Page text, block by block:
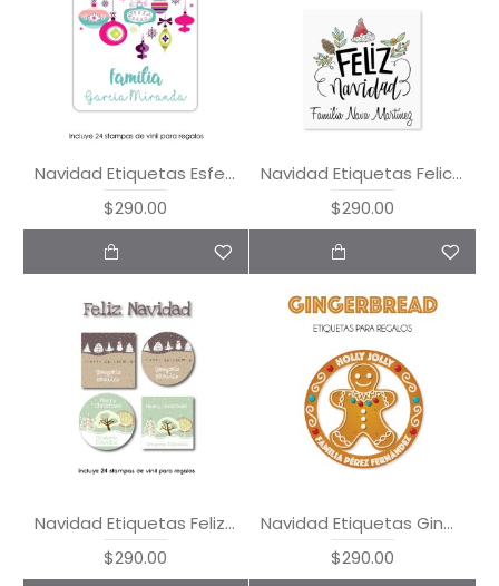
Navidad Etiquetas Esferas
$290.00
Navidad Etiquetas Felices Fiestas
$290.00
Navidad Etiquetas Feliz Navidad
$290.00
Navidad Etiquetas Gingerbread
$290.00